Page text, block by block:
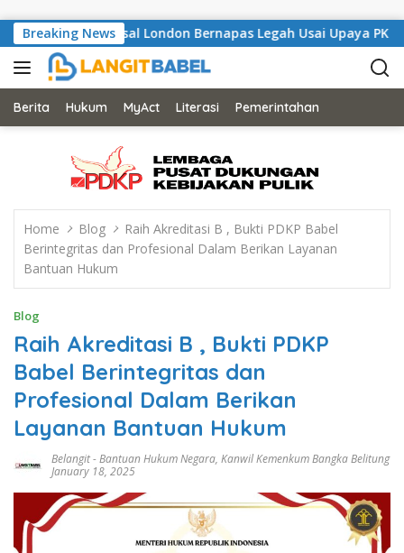
Breaking News
Musisi Asal London Bernapas Legah Usai Upaya PK
Berita Hukum MyAct Literasi Pemerintahan
Home Blog
Raih Akreditasi B , Bukti PDKP Babel
Berintegritas dan Profesional Dalam Berikan Layanan
Bantuan Hukum
Blog
Raih Akreditasi B , Bukti PDKP
Babel Berintegritas dan
Profesional Dalam Berikan
Layanan Bantuan Hukum
Belangit-Bantuan Hukum Negara, Kanwil Kemenkum Bangka Belitung
January 18, 2025